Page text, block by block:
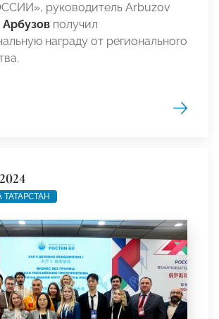
руководитель Arbuzov
Арбузов получил
награду от регионального